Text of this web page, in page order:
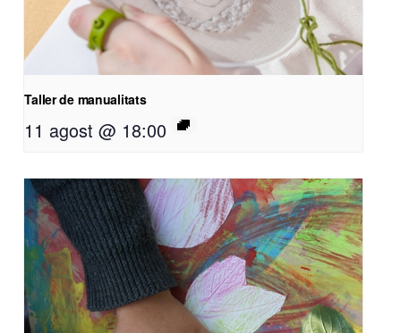
Taller de manualitats
11 agost @ 18:00